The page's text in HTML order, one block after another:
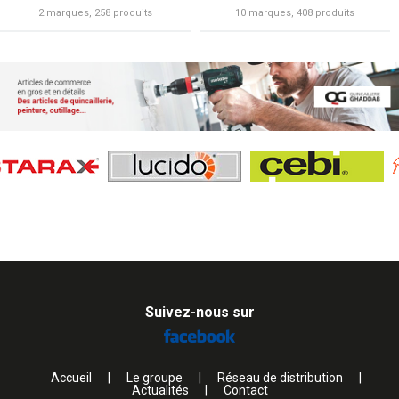
2 marques, 258 produits 10 marques, 408 produits
Suivez-nous sur
Accueil | Le groupe | Réseau de distribution
|
Actualités
| Contact